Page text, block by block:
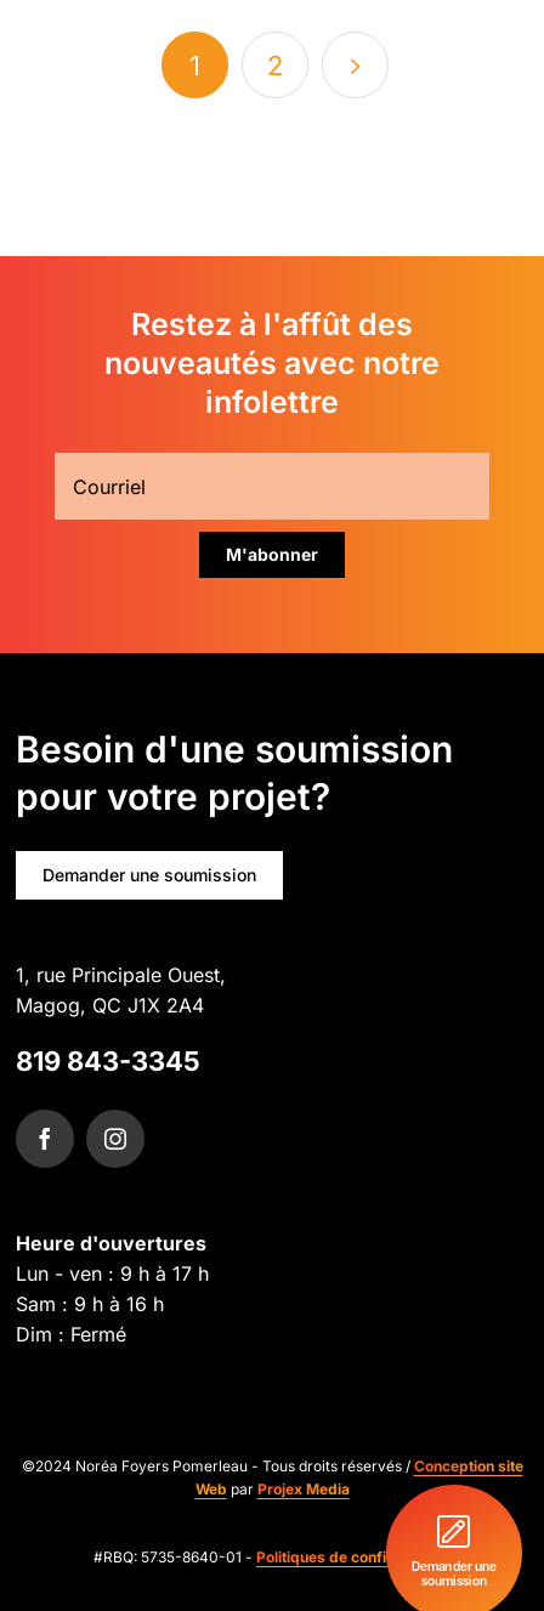
1 2
Restez à l'affût des
nouveautés avec notre
infolettre
Besoin d'une soumission
pour votre projet?
Demander une soumission
1, rue Principale Ouest,
Magog, QC J1X 2A4
819 843-3345
Heure d'ouvertures
Lun - ven : 9 h à 17 h
Sam : 9 h à 16 h
Dim : Fermé
©2024 Noréa Foyers Pomerleau - Tous droits réservés / Conception site
Web par Projex Media
#RBQ: 5735-8640-01 - Politiques de confidentialité